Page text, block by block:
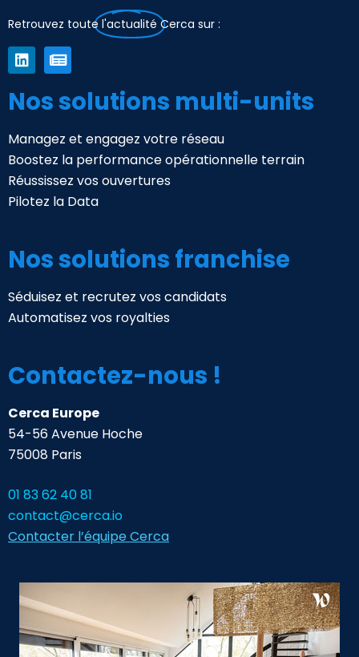
Retrouvez toute l'actualité Cerca sur :
Nos solutions multi-units
Managez et engagez votre réseau
Boostez la performance opérationnelle terrain
Réussissez vos ouvertures
Pilotez la Data
Nos solutions franchise
Séduisez et recrutez vos candidats
Automatisez vos royalties
Contactez-nous !
Cerca Europe
54-56 Avenue Hoche
75008 Paris
01 83 62 40 81
contact@cerca.io
Contacter l’équipe Cerca